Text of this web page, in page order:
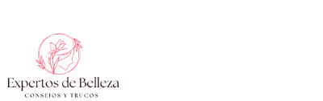
contenido